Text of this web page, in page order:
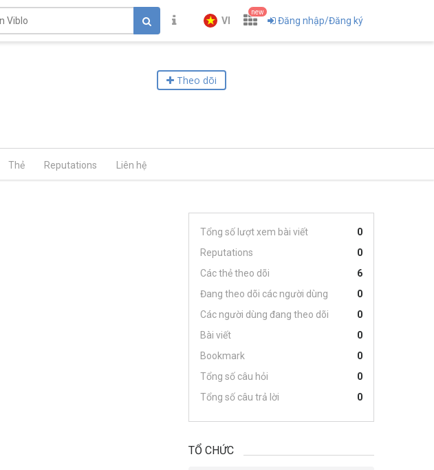
VI
new
Đăng nhập/Đăng ký
Theo dõi
Thẻ Reputations Liên hệ
Tổng số lượt xem bài viết
0
Reputations
0
Các thẻ theo dõi
6
Đang theo dõi các người dùng
0
Các người dùng đang theo dõi
0
Bài viết
0
Bookmark
0
Tổng số câu hỏi
0
Tổng số câu trả lời
0
TỔ CHỨC